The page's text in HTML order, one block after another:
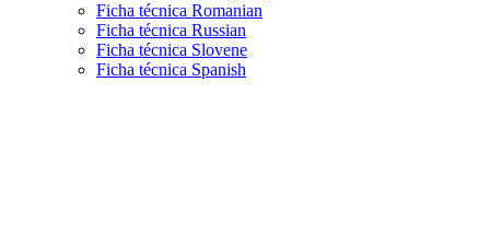
Ficha técnica Romanian
Ficha técnica Russian
Ficha técnica Slovene
Ficha técnica Spanish